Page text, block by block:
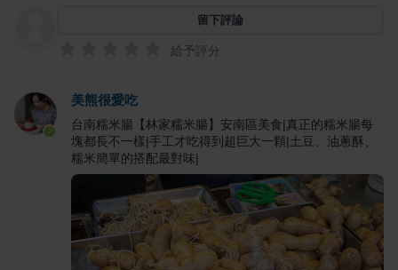
留下評論
給予評分
美熊很愛吃
台南糯米腸【林家糯米腸】安南區美食|真正的糯米腸每
塊都長不一樣|手工才吃得到超巨大一顆|土豆、油蔥酥、
糯米簡單的搭配最對味|